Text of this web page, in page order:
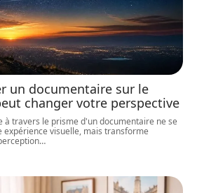
un documentaire sur le
changer votre perspective
à travers le prisme d'un documentaire ne se
expérience visuelle, mais transforme
…